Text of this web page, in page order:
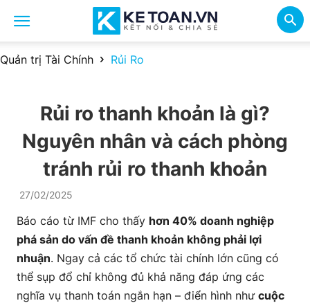
Quản trị Tài Chính Rủi Ro
Rủi ro thanh khoản là gì?
Nguyên nhân và cách phòng
tránh rủi ro thanh khoản
27/02/2025
Báo cáo từ IMF cho thấy hơn 40% doanh nghiệp
phá sản do vấn đề thanh khoản không phải lợi
nhuận. Ngay cả các tổ chức tài chính lớn cũng có
thể sụp đổ chỉ không đủ khả năng đáp ứng các
nghĩa vụ thanh toán ngắn hạn – điển hình như cuộc